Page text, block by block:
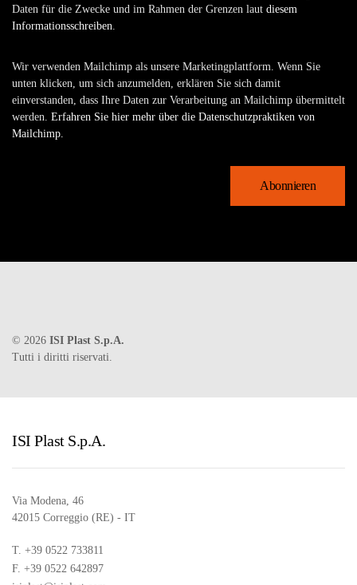
Daten für die Zwecke und im Rahmen der Grenzen laut diesem
Informationsschreiben.
Wir verwenden Mailchimp als unsere Marketingplattform. Wenn Sie
unten klicken, um sich anzumelden, erklären Sie sich damit
einverstanden, dass Ihre Daten zur Verarbeitung an Mailchimp übermittelt
werden. Erfahren Sie hier mehr über die Datenschutzpraktiken von
Mailchimp.
© 2026 ISI Plast S.p.A.
Tutti i diritti riservati.
ISI Plast S.p.A.
Via Modena, 46
42015 Correggio (RE) - IT
T. +39 0522 733811
F. +39 0522 642897